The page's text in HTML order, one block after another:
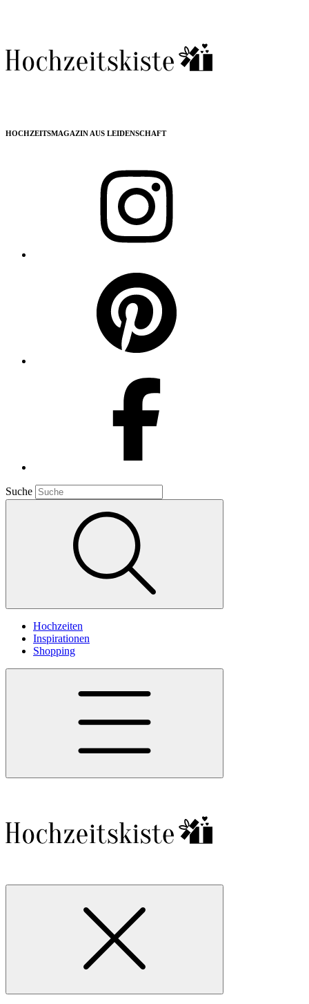
HOCHZEITSMAGAZIN AUS LEIDENSCHAFT
Suche
Hochzeiten
Inspirationen
Shopping